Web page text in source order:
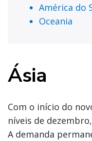
América do
Oceania
Ásia
Com o início do
níveis de
A demanda